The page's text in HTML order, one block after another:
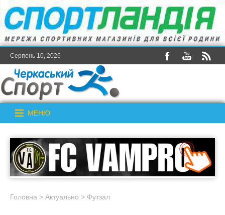
Серпень 10, 2026
МЕНЮ
Головна > Актуально > Футзал